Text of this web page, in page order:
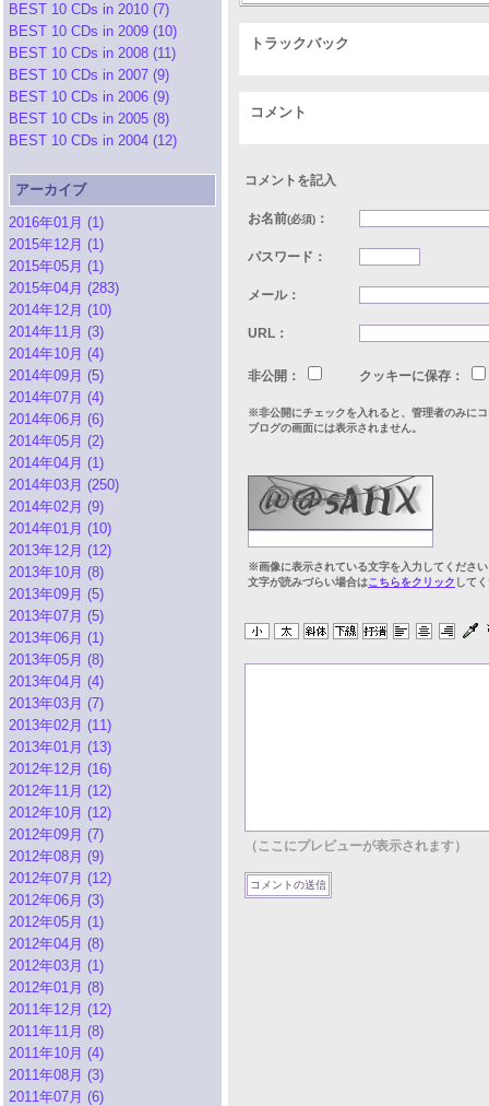
BEST 10 CDs in 2010 (7)
BEST 10 CDs in 2009 (10)
BEST 10 CDs in 2008 (11)
BEST 10 CDs in 2007 (9)
BEST 10 CDs in 2006 (9)
BEST 10 CDs in 2005 (8)
BEST 10 CDs in 2004 (12)
アーカイブ
2016年01月 (1)
2015年12月 (1)
2015年05月 (1)
2015年04月 (283)
2014年12月 (10)
2014年11月 (3)
2014年10月 (4)
2014年09月 (5)
2014年07月 (4)
2014年06月 (6)
2014年05月 (2)
2014年04月 (1)
2014年03月 (250)
2014年02月 (9)
2014年01月 (10)
2013年12月 (12)
2013年10月 (8)
2013年09月 (5)
2013年07月 (5)
2013年06月 (1)
2013年05月 (8)
2013年04月 (4)
2013年03月 (7)
2013年02月 (11)
2013年01月 (13)
2012年12月 (16)
2012年11月 (12)
2012年10月 (12)
2012年09月 (7)
2012年08月 (9)
2012年07月 (12)
2012年06月 (3)
2012年05月 (1)
2012年04月 (8)
2012年03月 (1)
2012年01月 (8)
2011年12月 (12)
2011年11月 (8)
2011年10月 (4)
2011年08月 (3)
2011年07月 (6)
トラックバック
コメント
コメントを記入
お名前(必須) ：
パスワード：
メール：
URL：
非公開： クッキーに保存：
※非公開にチェックを入れると、管理者のみに
ブログの画面には表示されません。
※画像に表示されている文字を入力してくださ
文字が読みづらい場合はこちらをクリック して
（ここにプレビューが表示されます）